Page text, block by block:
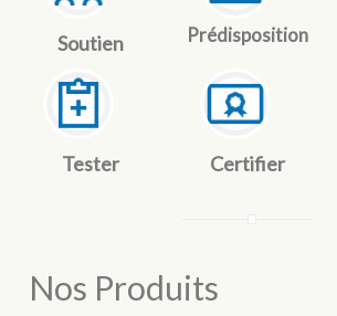
Soutien Prédisposition
Tester Certifier
Nos Produits